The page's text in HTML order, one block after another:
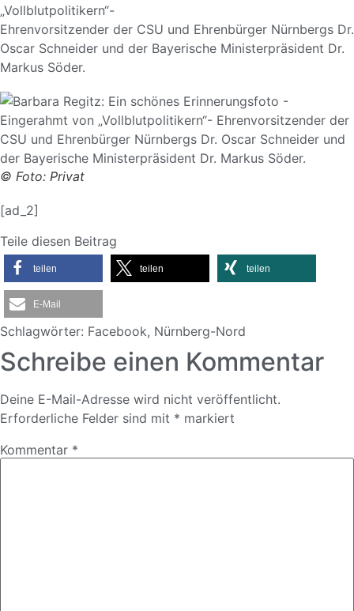
„Vollblutpolitikern“-
Ehrenvorsitzender der CSU und Ehrenbürger Nürnbergs Dr.
Oscar Schneider und der Bayerische Ministerpräsident Dr.
Markus Söder.
© Foto: Privat
[ad_2]
Teile diesen Beitrag
teilen teilen teilen
E-Mail
Schlagwörter: Facebook, Nürnberg-Nord
Schreibe einen Kommentar
Deine E-Mail-Adresse wird nicht veröffentlicht.
Erforderliche Felder sind mit * markiert
Kommentar *